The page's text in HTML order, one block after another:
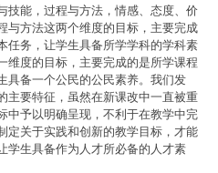
技能，过程与方法，情感、态度、价
与方法这两个维度的目标，主要完成
任务，让学生具备所学学科的学科素
维度的目标，主要完成的是所学课程
具备一个公民的公民素养。我们发
主要特征，虽然在新课改中一直被重
中予以明确呈现，不利于在教学中完
定关于实践和创新的教学目标，才能
学生具备作为人才所必备的人才素